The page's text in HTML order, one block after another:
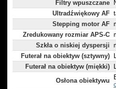
Filtry wpuszczane
Ultradźwiękowy AF
Stepping motor AF
Zredukowany rozmiar APS-C
Szkła o niskiej dyspersji
Futerał na obiektyw (sztywny)
Futerał na obiektyw (miękki)
Osłona obiektywu